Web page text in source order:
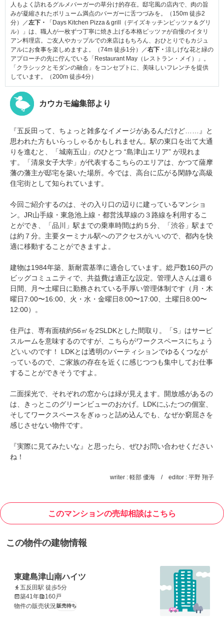
人もよく訪れるグルメバーガーの草分け的存在。邸宅風の店内で、肉の旨
みが凝縮されたボリューム満点のバーガーに舌つづみを。（150m 徒歩2
分）／左下・
「Days Kitchen Pizza＆grill（デイズキッチンピッツァ＆グリ
ル）」は、職人が一枚ずつ丁寧に焼き上げる本格ピッツァが自慢のイタリ
アン料理店。ご友人やカップルでの来店はもちろん、おひとりでもカジュ
アルにお食事を楽しめますよ。（74m 徒歩1分）／右下・ 涼しげな花と緑の
アプローチの先に佇んでいる「Restaurant May（レストラン・メイ）」。
「クラシックとモダンの融合」をコンセプトに、美味しいフレンチを提供
しています。（200m 徒歩4分）
カウカモ編集部より
『五反田って、ちょっと雑多なイメージがあるんだけど……』と
思われた方もいらっしゃるかもしれません。駅の東口を出て大通
りを進むと、「城南五山」のひとつ “島津山エリア” が現れま
す。「清泉女子大学」が代表するこちらのエリアは、かつて薩摩
藩の藩主が邸宅を築いた場所。今では、高台に広がる閑静な高級
住宅街として知られています。
今回ご紹介するのは、その入り口の辺りに建っているマンショ
ン。JR山手線・東急池上線・都営浅草線の３路線を利用するこ
とができ、「品川」駅までの乗車時間は約５分、「渋谷」駅まで
は約７分。主要ターミナル駅へのアクセスがいいので、都内を快
適に移動することができますよ。
建物は1984年築、新耐震基準に適合しています。総戸数160戸の
ビッグコミュニティで、共益費は適正な設定。管理人さんは週６
日間、月〜土曜日に勤務されている手厚い管理体制です（月・木
曜日7:00〜16:00、火・水・金曜日8:00〜17:00、土曜日8:00〜
12:00）。
住戸は、専有面積約56㎡を2SLDKとした間取り。「S」はサービ
スルームを意味するのですが、こちらがワークスペースにちょう
どいいのです！ LDKとは透明のパーティションでゆるくつなが
っているので、ご家族の存在を近くに感じつつも集中してお仕事
することができそうですよ。
二面採光で、それぞれの窓からは緑が見えます。開放感があるの
は、きっとこのグリーンビューのおかげ。LDKにふたつの個室、
そしてワークスペースをぎゅっと詰め込んでも、なぜか窮屈さを
感じさせない物件です。
『実際に見てみたいな』と思ったら、ぜひお問い合わせください
ね！
writer : 軽部 優海 / editor : 平野 翔子
このマンションの売却相談はこちら
この物件の建物情報
東建島津山南ハイツ
五反田駅 徒歩5分
築41年
160戸
物件の販売状況販売待ち